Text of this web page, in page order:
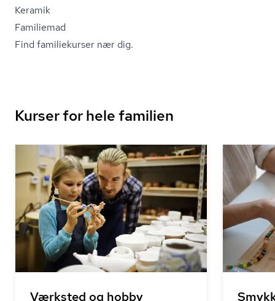
Keramik
Familiemad
Find familiekurser nær dig.
Kurser for hele familien
Værksted og hobby